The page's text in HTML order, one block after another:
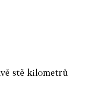
stě kilometrů